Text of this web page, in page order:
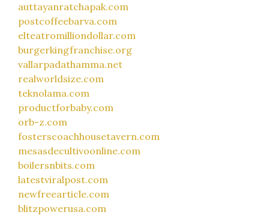
auttayanratchapak.com
postcoffeebarva.com
elteatromilliondollar.com
burgerkingfranchise.org
vallarpadathamma.net
realworldsize.com
teknolama.com
productforbaby.com
orb-z.com
fosterscoachhousetavern.com
mesasdecultivoonline.com
boilersnbits.com
latestviralpost.com
newfreearticle.com
blitzpowerusa.com